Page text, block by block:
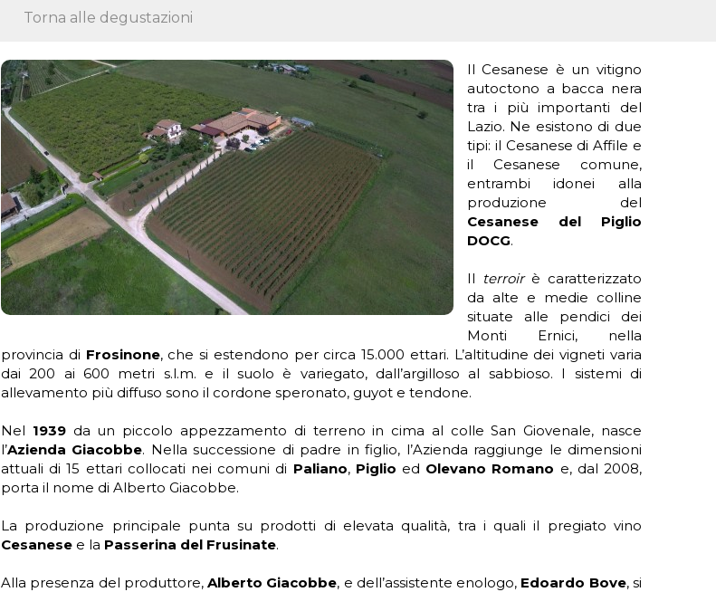
Torna alle degustazioni
Il Cesanese è un vitigno
autoctono a bacca nera
tra i più importanti del
Lazio. Ne esistono di due
tipi: il Cesanese di Affile e
il Cesanese comune,
entrambi idonei alla
produzione del
Cesanese del Piglio
DOCG.
Il terroirè caratterizzato
da alte e medie colline
situate alle pendici dei
Monti Ernici, nella
provincia di Frosinone, che si estendono per circa 15.000 ettari. L’altitudine dei vigneti varia
dai 200 ai 600 metri s.l.m. e il suolo è variegato, dall’argilloso al sabbioso. I sistemi di
allevamento più diffuso sono il cordone speronato, guyot e tendone.
Nel 1939 da un piccolo appezzamento di terreno in cima al colle San Giovenale, nasce
l’Azienda Giacobbe. Nella successione di padre in figlio, l’Azienda raggiunge le dimensioni
attuali di 15 ettari collocati nei comuni di Paliano, Piglio ed Olevano Romano e, dal 2008,
porta il nome di Alberto Giacobbe.
La produzione principale punta su prodotti di elevata qualità, tra i quali il pregiato vino
Cesanesee la Passerina del Frusinate.
Alla presenza del produttore,Alberto Giacobbe, e dell’assistente enologo, Edoardo Bove, si